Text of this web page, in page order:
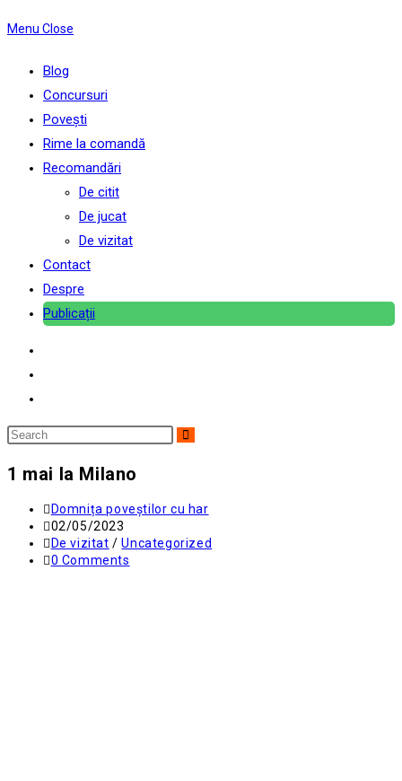
Menu Close
Blog
Concursuri
Povești
Rime la comandă
Recomandări
De citit
De jucat
De vizitat
Contact
Despre
Publicații
Search
website
1 mai la Milano
Post
author:
Domnița poveştilor cu har
Post
published:
02/05/2023
Post
category:
De vizitat / Uncategorized
Post
0 Comments